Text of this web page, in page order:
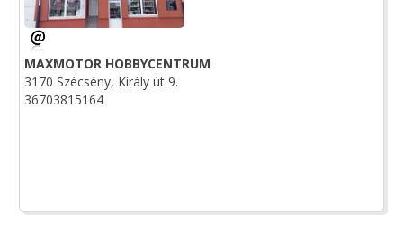
MAXMOTOR HOBBYCENTRUM
3170 Szécsény, Király út 9.
36703815164